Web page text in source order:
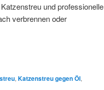
und professionelle
verbrennen oder
, Katzenstreu gegen Öl,